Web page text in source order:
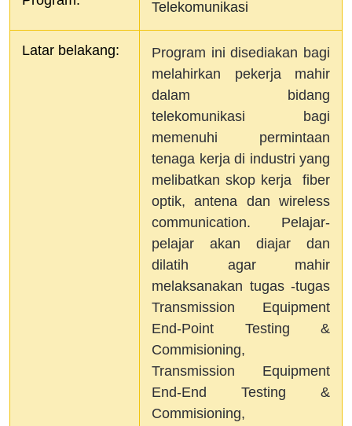
Telekomunikasi
Latar belakang:
Program ini disediakan bagi
melahirkan pekerja mahir
dalam bidang
telekomunikasi bagi
memenuhi permintaan
tenaga kerja di industri yang
melibatkan skop kerja fiber
optik, antena dan wireless
communication. Pelajar-
pelajar akan diajar dan
dilatih agar mahir
melaksanakan tugas -tugas
Transmission Equipment
End-Point Testing &
Commisioning,
Transmission Equipment
End-End Testing &
Commisioning,